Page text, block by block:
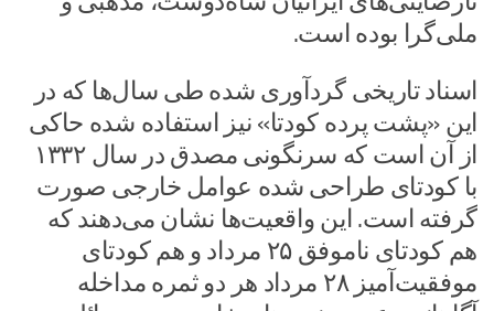
ملی‌گرا بوده است.
اسناد تاریخی گردآوری شده طی سال‌ها که در
این «پشت پرده کودتا» نیز استفاده شده حاکی
از آن است که سرنگونی مصدق در سال ۱۳۳۲
با کودتای طراحی شده عوامل خارجی صورت
گرفته است. این واقعیت‌ها نشان می‌دهند که
هم کودتای ناموفق ۲۵ مرداد و هم کودتای
موفقیت‌آمیز ۲۸ مرداد هر دو ثمره مداخله